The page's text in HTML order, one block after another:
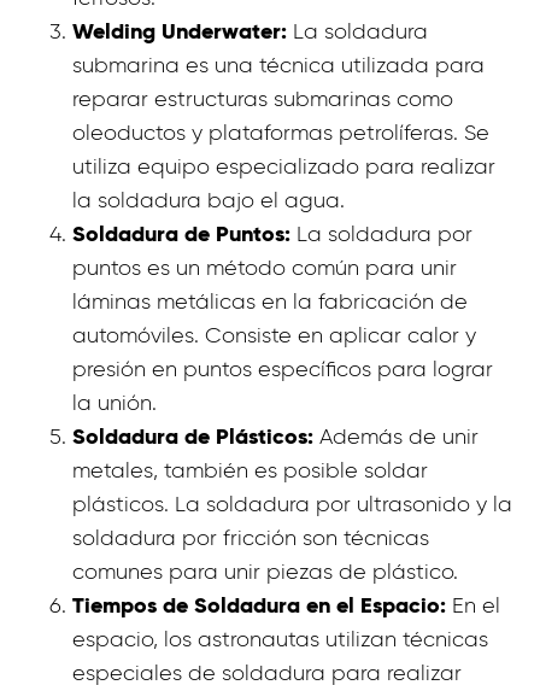
Welding Underwater: La soldadura
submarina es una técnica utilizada para
reparar estructuras submarinas como
oleoductos y plataformas petrolíferas. Se
utiliza equipo especializado para realizar
la soldadura bajo el agua.
Soldadura de Puntos: La soldadura por
puntos es un método común para unir
láminas metálicas en la fabricación de
automóviles. Consiste en aplicar calor y
presión en puntos específicos para lograr
la unión.
Soldadura de Plásticos: Además de unir
metales, también es posible soldar
plásticos. La soldadura por ultrasonido y la
soldadura por fricción son técnicas
comunes para unir piezas de plástico.
Tiempos de Soldadura en el Espacio: En el
espacio, los astronautas utilizan técnicas
especiales de soldadura para realizar